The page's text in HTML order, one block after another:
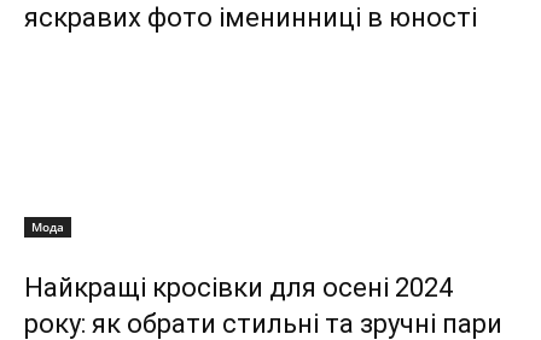
яскравих фото іменинниці в юності
Мода
Найкращі кросівки для осені 2024
року: як обрати стильні та зручні пари